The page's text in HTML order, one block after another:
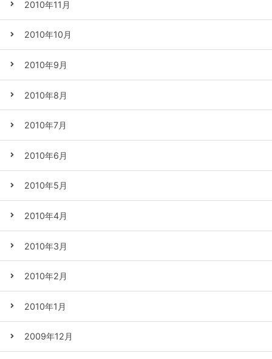
2010年11月
2010年10月
2010年9月
2010年8月
2010年7月
2010年6月
2010年5月
2010年4月
2010年3月
2010年2月
2010年1月
2009年12月